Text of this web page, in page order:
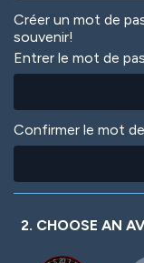
Créer un mot de
souvenir!
Entrer le mot de
Confirmer le mot
2. CHOOSE AN